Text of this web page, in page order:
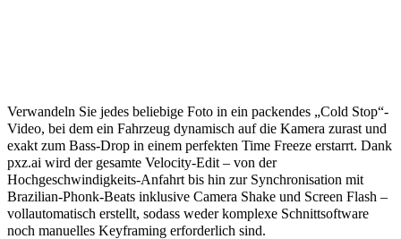
Verwandeln Sie jedes beliebige Foto in ein packendes „Cold Stop“-
Video, bei dem ein Fahrzeug dynamisch auf die Kamera zurast und
exakt zum Bass-Drop in einem perfekten Time Freeze erstarrt. Dank
pxz.ai wird der gesamte Velocity-Edit – von der
Hochgeschwindigkeits-Anfahrt bis hin zur Synchronisation mit
Brazilian-Phonk-Beats inklusive Camera Shake und Screen Flash –
vollautomatisch erstellt, sodass weder komplexe Schnittsoftware
noch manuelles Keyframing erforderlich sind.